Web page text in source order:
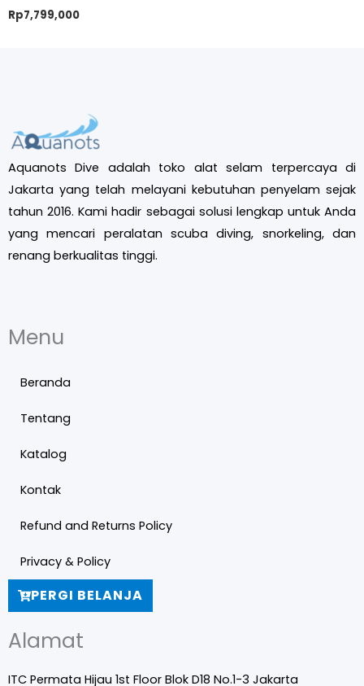
Rp7,799,000
Aquanots Dive adalah toko alat selam terpercaya di
Jakarta yang telah melayani kebutuhan penyelam sejak
tahun 2016. Kami hadir sebagai solusi lengkap untuk Anda
yang mencari peralatan scuba diving, snorkeling, dan
renang berkualitas tinggi.
Menu
Beranda
Tentang
Katalog
Kontak
Refund and Returns Policy
Privacy & Policy
PERGI BELANJA
Alamat
ITC Permata Hijau 1st Floor Blok D18 No.1-3 Jakarta